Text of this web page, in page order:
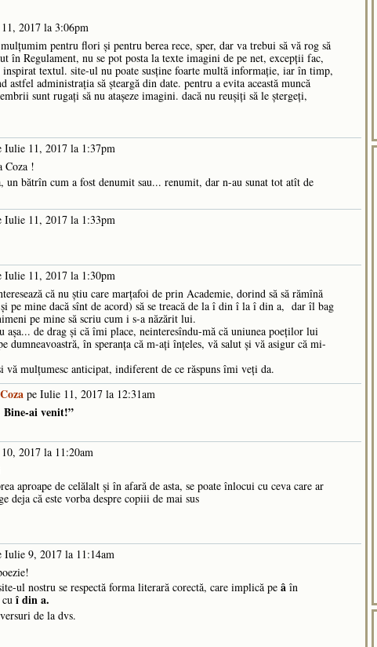
2017 la 3:06pm
pentru flori şi pentru berea rece, sper, dar va trebui să vă rog să
în Regulament, nu se pot posta la texte imagini de pe net, excepţii fac,
inspirat textul. site-ul nu poate susţine foarte multă informaţie, iar în timp,
administraţia să şteargă din date. pentru a evita această muncă
sunt rugaţi să nu ataşeze imagini. dacă nu reuşiţi să le ştergeţi,
Iulie 11, 2017 la 1:37pm
Coza !
un bătrîn cum a fost denumit sau... renumit, dar n-au sunat tot atît de
Iulie 11, 2017 la 1:33pm
Iulie 11, 2017 la 1:30pm
că nu știu care marțafoi de prin Academie, dorind să să rămînă
pe mine dacă sînt de acord) să se treacă de la î din î la î din a, dar îl bag
pe mine să scriu cum i s-a năzărit lui.
așa... de drag și că îmi place, neinteresîndu-mă că uniunea poeților lui
dumneavoastră, în speranța că m-ați înțeles, vă salut și vă asigur că mi-
mulțumesc anticipat, indiferent de ce răspuns îmi veți da.
pe Iulie 11, 2017 la 12:31am
Bine-ai venit!”
2017 la 11:20am
aproape de celălalt şi în afară de asta, se poate înlocui cu ceva care ar
deja că este vorba despre copiii de mai sus
Iulie 9, 2017 la 11:14am
ul nostru se respectă forma literară corectă, care implică pe â în
cuî din a.
de la dvs.